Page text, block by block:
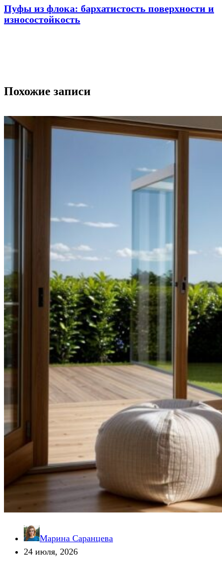
Пуфы из флока: бархатистость поверхности и
износостойкость
Похожие записи
Марина Саранцева
24 июля, 2026